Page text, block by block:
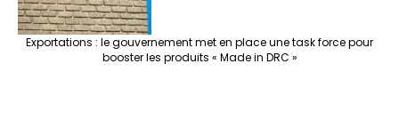
Exportations : le gouvernement met en place une task force pour
booster les produits « Made in DRC »